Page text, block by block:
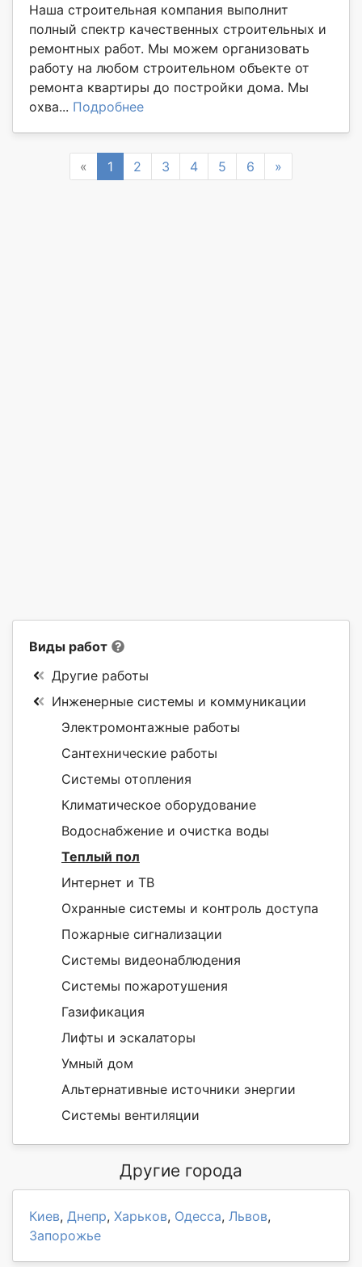
Наша строительная компания выполнит
полный спектр качественных строительных и
ремонтных работ. Мы можем организовать
работу на любом строительном объекте от
ремонта квартиры до постройки дома. Мы
охва... Подробнее
« Previous
1 2 3 4 5 6 »
Виды работ
Другие работы
Инженерные системы и коммуникации
Электромонтажные работы
Сантехнические работы
Системы отопления
Климатическое оборудование
Водоснабжение и очистка воды
Теплый пол
Интернет и ТВ
Охранные системы и контроль доступа
Пожарные сигнализации
Системы видеонаблюдения
Системы пожаротушения
Газификация
Лифты и эскалаторы
Умный дом
Альтернативные источники энергии
Системы вентиляции
Другие города
Киев, Днепр, Харьков, Одесса, Львов,
Запорожье